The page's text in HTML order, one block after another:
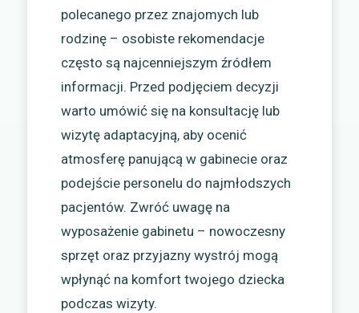
polecanego przez znajomych lub
rodzinę – osobiste rekomendacje
często są najcenniejszym źródłem
informacji. Przed podjęciem decyzji
warto umówić się na konsultację lub
wizytę adaptacyjną, aby ocenić
atmosferę panującą w gabinecie oraz
podejście personelu do najmłodszych
pacjentów. Zwróć uwagę na
wyposażenie gabinetu – nowoczesny
sprzęt oraz przyjazny wystrój mogą
wpłynąć na komfort twojego dziecka
podczas wizyty.